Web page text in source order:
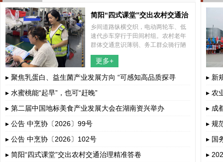
简阳“四式课堂”交出农村交通治
理精准答卷
乡间道路纵横交织，电动两轮车、低
速代步车穿行于田间村组。农村老年
群体交通意识薄弱、务工群众骑行陋
习突出、孩童上下学接送风险暗藏，
多重道路安全隐患交织叠加。
更多+
▸ 聚焦乳蛋白、益生菌产业发展方向 “可感知高品质探寻
荟”呼和浩...
▸ 水蜜桃能“起早”，也可“赶晚”
▸ 第二届中国地标美食产业发展大会在湖南资兴举办
▸ 公告 中烹协〔2026〕99号
▸ 公告 中烹协〔2026〕102号
▸ 简阳“四式课堂”交出农村交通治理精准答卷
▸ 新
▸ 农
▸ 成
▸ 规
▸ 国
若干
▸